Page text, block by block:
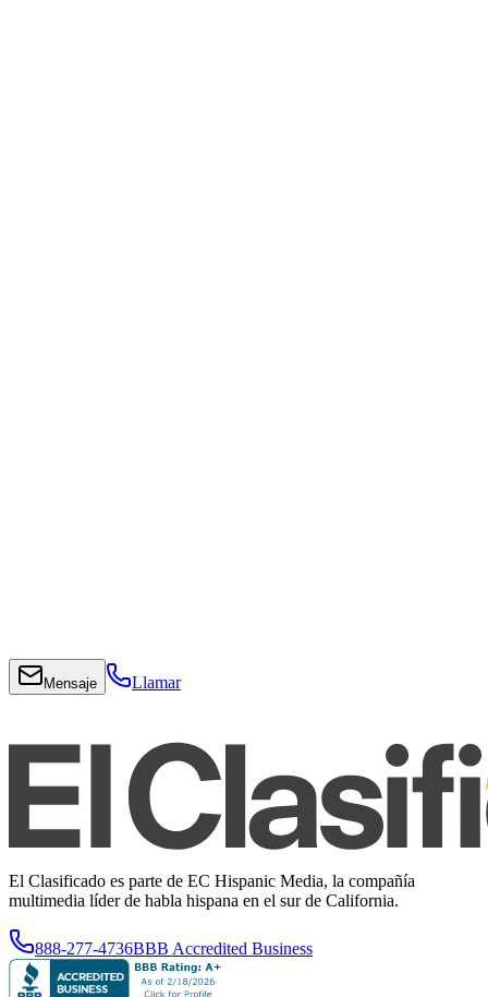
Mensaje Llamar
El Clasificado es parte de EC Hispanic Media, la compañía
multimedia líder de habla hispana en el sur de California.
888-277-4736BBB Accredited Business